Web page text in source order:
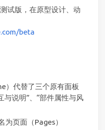
试版，在原型设计、动
beta
）代替了三个原有面板
说明”、“部件属性与风
页面（Pages）